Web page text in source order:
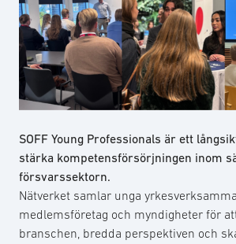
SOFF Young Professionals är ett
stärka kompetensförsörjningen inom
försvarssektorn.
Nätverket samlar unga
medlemsföretag och myndigheter för
branschen, bredda perspektiven och